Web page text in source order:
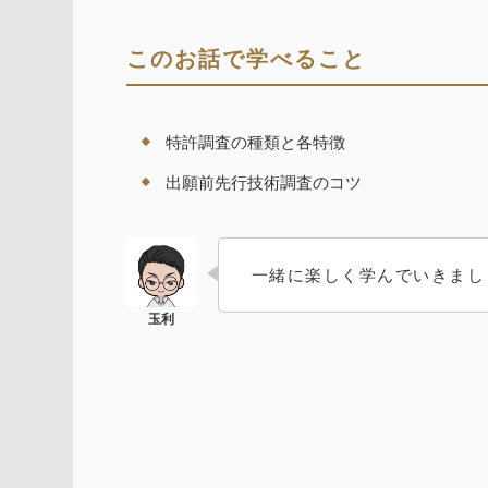
このお話で学べること
特許調査の種類と各特徴
出願前先行技術調査のコツ
一緒に楽しく学んでいきま